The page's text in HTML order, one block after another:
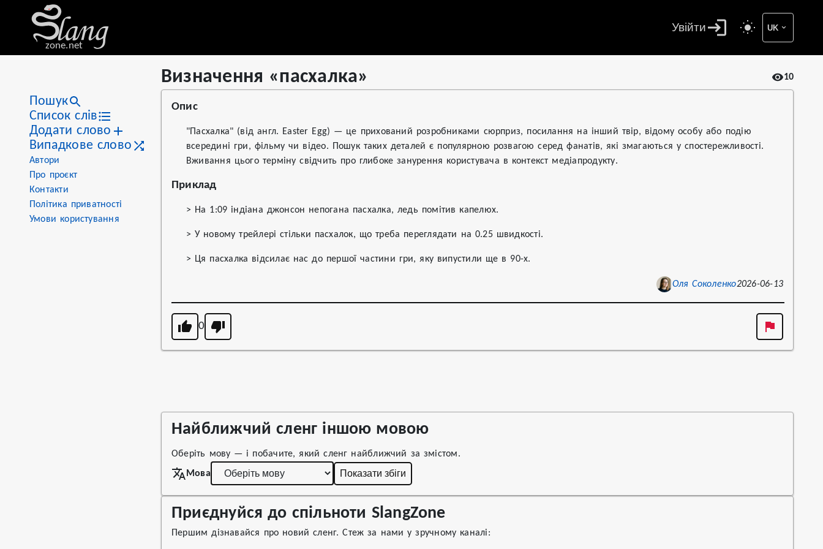
zone.net
Увійти UK
Пошук
Список слів
Додати слово
Випадкове слово
Автори
Про проєкт
Контакти
Політика приватності
Умови користування
Визначення «пасхалка»
10
Визначення «пасхалка»
Stat
Value
Views
10
Definitions
First seen
2026
Опис
"Пасхалка" (від англ. Easter Egg) — це прихований розробниками сюрприз, посилання на інший твір, відому особу або подію
всередині гри, фільму чи відео. Пошук таких деталей є популярною розвагою серед фанатів, які змагаються у спостережливості.
Вживання цього терміну свідчить про глибоке занурення користувача в контекст медіапродукту.
Приклад
> На 1:09 індіана джонсон непогана пасхалка, ледь помітив капелюх.
> У новому трейлері стільки пасхалок, що треба переглядати на 0.25 швидкості.
> Ця пасхалка відсилає нас до першої частини гри, яку випустили ще в 90-х.
Оля Соколенко2026-06-13
0
Найближчий сленг іншою мовою
Оберіть мову — і побачите, який сленг найближчий за змістом.
Мова
Показати збіги
Приєднуйся до спільноти SlangZone
Першим дізнавайся про новий сленг. Стеж за нами у зручному каналі: